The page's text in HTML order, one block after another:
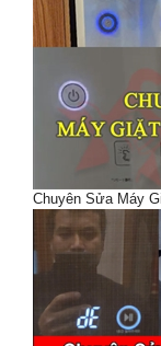
Chuyên Sửa Máy